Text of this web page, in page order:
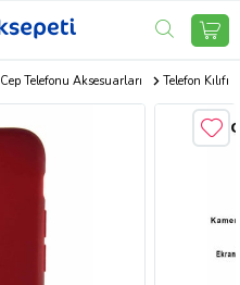
Cep Telefonu Aksesuarları Telefon Kılıfı